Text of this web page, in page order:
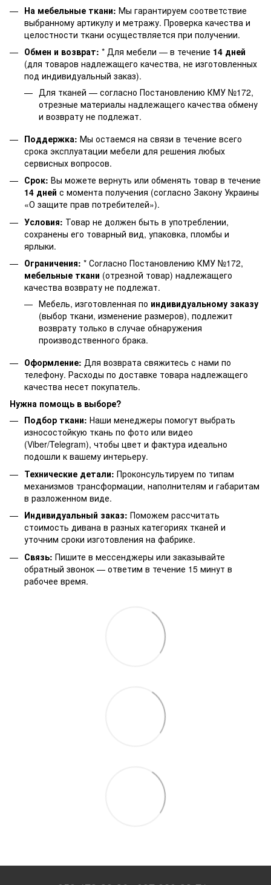
На мебельные ткани: Мы гарантируем соответствие
выбранному артикулу и метражу. Проверка качества и
целостности ткани осуществляется при получении.
Обмен и возврат: * Для мебели — в течение 14 дней
(для товаров надлежащего качества, не изготовленных
под индивидуальный заказ).
Для тканей — согласно Постановлению КМУ №172,
отрезные материалы надлежащего качества обмену
и возврату не подлежат.
Поддержка: Мы остаемся на связи в течение всего
срока эксплуатации мебели для решения любых
сервисных вопросов.
Срок: Вы можете вернуть или обменять товар в течение
14 дней с момента получения (согласно Закону Украины
«О защите прав потребителей»).
Условия: Товар не должен быть в употреблении,
сохранены его товарный вид, упаковка, пломбы и
ярлыки.
Ограничения: * Согласно Постановлению КМУ №172,
мебельные ткани (отрезной товар) надлежащего
качества возврату не подлежат.
Мебель, изготовленная по индивидуальному заказу
(выбор ткани, изменение размеров), подлежит
возврату только в случае обнаружения
производственного брака.
Оформление: Для возврата свяжитесь с нами по
телефону. Расходы по доставке товара надлежащего
качества несет покупатель.
Нужна помощь в выборе?
Подбор ткани: Наши менеджеры помогут выбрать
износостойкую ткань по фото или видео
(Viber/Telegram), чтобы цвет и фактура идеально
подошли к вашему интерьеру.
Технические детали: Проконсультируем по типам
механизмов трансформации, наполнителям и габаритам
в разложенном виде.
Индивидуальный заказ: Поможем рассчитать
стоимость дивана в разных категориях тканей и
уточним сроки изготовления на фабрике.
Связь: Пишите в мессенджеры или заказывайте
обратный звонок — ответим в течение 15 минут в
рабочее время.